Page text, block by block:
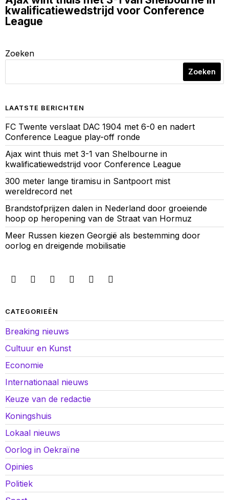
kwalificatiewedstrijd voor Conference
League
Zoeken
Zoeken
LAATSTE BERICHTEN
FC Twente verslaat DAC 1904 met 6-0 en nadert
Conference League play-off ronde
Ajax wint thuis met 3-1 van Shelbourne in
kwalificatiewedstrijd voor Conference League
300 meter lange tiramisu in Santpoort mist
wereldrecord net
Brandstofprijzen dalen in Nederland door groeiende
hoop op heropening van de Straat van Hormuz
Meer Russen kiezen Georgië als bestemming door
oorlog en dreigende mobilisatie
CATEGORIEËN
Breaking nieuws
Cultuur en Kunst
Economie
Internationaal nieuws
Keuze van de redactie
Koningshuis
Lokaal nieuws
Oorlog in Oekraïne
Opinies
Politiek